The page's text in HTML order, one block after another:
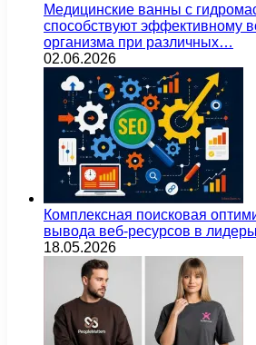
Медицинские ванны с
способствуют эффективному
организма при различных…
02.06.2026
Комплексная поисковая
вывода веб-ресурсов в
18.05.2026